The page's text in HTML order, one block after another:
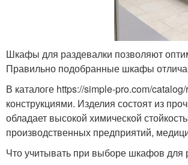
Шкафы для раздевалки позволяют
Правильно подобранные шкафы
В каталоге https://simple-pro.com/
конструкциями. Изделия состоят из
обладает высокой химической
производственных предприятий,
Что учитывать при выборе шкафов для